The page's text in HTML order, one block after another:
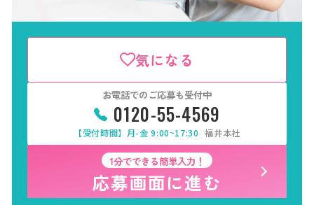
気になる
お電話でのご応募も受付中
0120-55-4569
【受付時間】月-金 9:00~17:30 福井本社
1分でできる簡単入力！
応募画面に進む